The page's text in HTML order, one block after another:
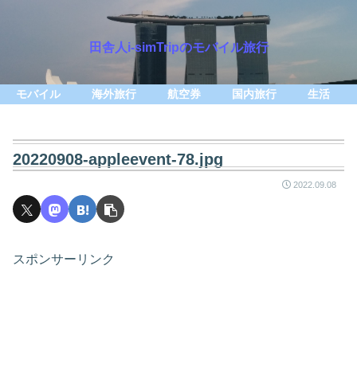
田舎人i-simTripのモバイル旅行
モバイル 海外旅行 航空券 国内旅行 生活
20220908-appleevent-78.jpg
2022.09.08
スポンサーリンク